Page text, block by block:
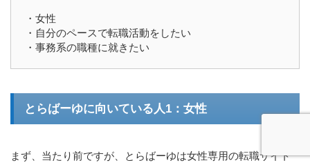
・女性
・自分のペースで転職活動をしたい
・事務系の職種に就きたい
とらばーゆに向いている人1：女性
まず、当たり前ですが、とらばーゆは女性専用の転職サイト